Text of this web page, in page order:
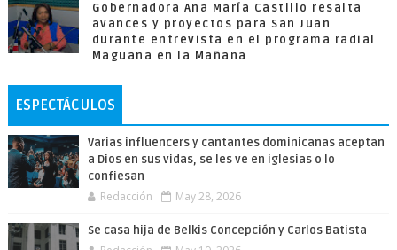
Gobernadora Ana María Castillo resalta
avances y proyectos para San Juan
durante entrevista en el programa radial
Maguana en la Mañana
ESPECTÁCULOS
Varias influencers y cantantes dominicanas aceptan
a Dios en sus vidas, se les ve en iglesias o lo
confiesan
Redacción May 28, 2026
Se casa hija de Belkis Concepción y Carlos Batista